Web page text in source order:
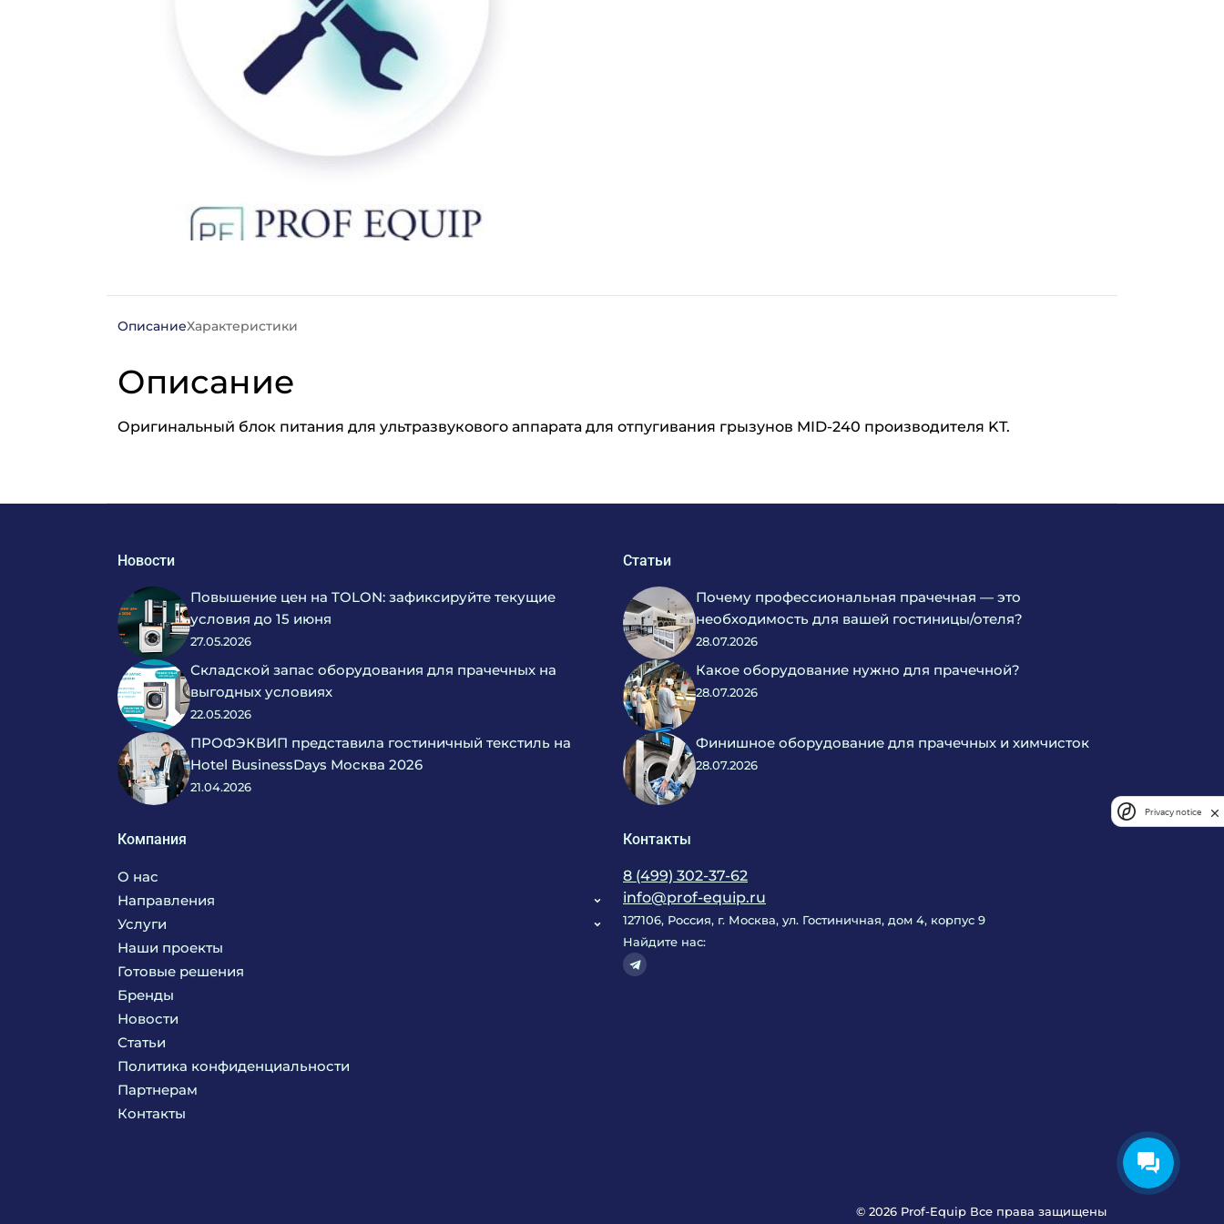
ОписаниеХарактеристики
Описание
Оригинальный блок питания для ультразвукового аппарата для отпугивания грызунов MID-240 производителя KT.
Новости
Повышение цен на TOLON: зафиксируйте текущие
условия до 15 июня
27.05.2026
Складской запас оборудования для прачечных на
выгодных условиях
22.05.2026
ПРОФЭКВИП представила гостиничный текстиль на
Hotel BusinessDays Москва 2026
21.04.2026
Статьи
Почему профессиональная прачечная — это
необходимость для вашей гостиницы/отеля?
28.07.2026
Какое оборудование нужно для прачечной?
28.07.2026
Финишное оборудование для прачечных и химчисток
28.07.2026
Компания
О нас
Направления
Кухня
Прачечная
Текстиль
Химия
Мебель
Комплексное оснащение
Услуги
Поставка аксессуаров и запасных частей
Сервисное обслуживание
Консалтинг
Технологическое проектирование
Продажа оборудования
Монтажные и пусконаладочные работы
Наши проекты
Готовые решения
Бренды
Новости
Статьи
Политика конфиденциальности
Партнерам
Контакты
Контакты
8 (499) 302-37-62
info@prof-equip.ru
127106, Россия, г. Москва, ул. Гостиничная, дом 4, корпус 9
Найдите нас:
© 2026 Prof-Equip Все права защищены
Privacy notice